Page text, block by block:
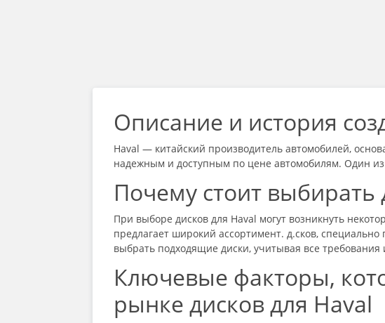
Описание и история
Haval — китайский производитель автомобилей,
надежным и доступным по цене автомобилям. Один
Почему стоит
При выборе дисков для Haval могут возникнуть
предлагает широкий ассортимент. д.сков,
выбрать подходящие диски, учитывая все
Ключевые факторы,
рынке дисков для Haval